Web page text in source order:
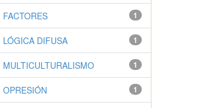
1
FACTORES
1
LÓGICA DIFUSA
1
MULTICULTURALISMO
1
OPRESIÓN